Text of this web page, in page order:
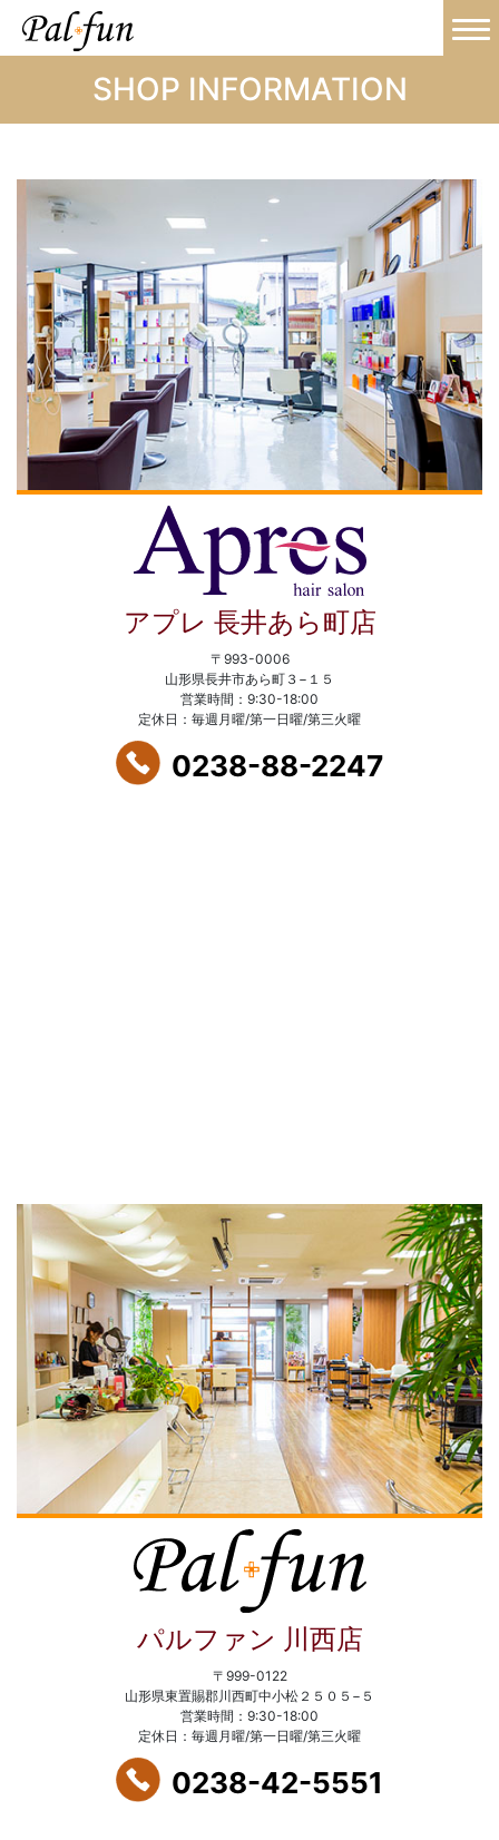
SHOP INFORMATION
アプレ 長井あら町店
〒993-0006
山形県長井市あら町３−１５
営業時間：9:30-18:00
定休日：毎週月曜/第一日曜/第三火曜
0238-88-2247
パルファン 川西店
〒999-0122
山形県東置賜郡川西町中小松２５０５−５
営業時間：9:30-18:00
定休日：毎週月曜/第一日曜/第三火曜
0238-42-5551